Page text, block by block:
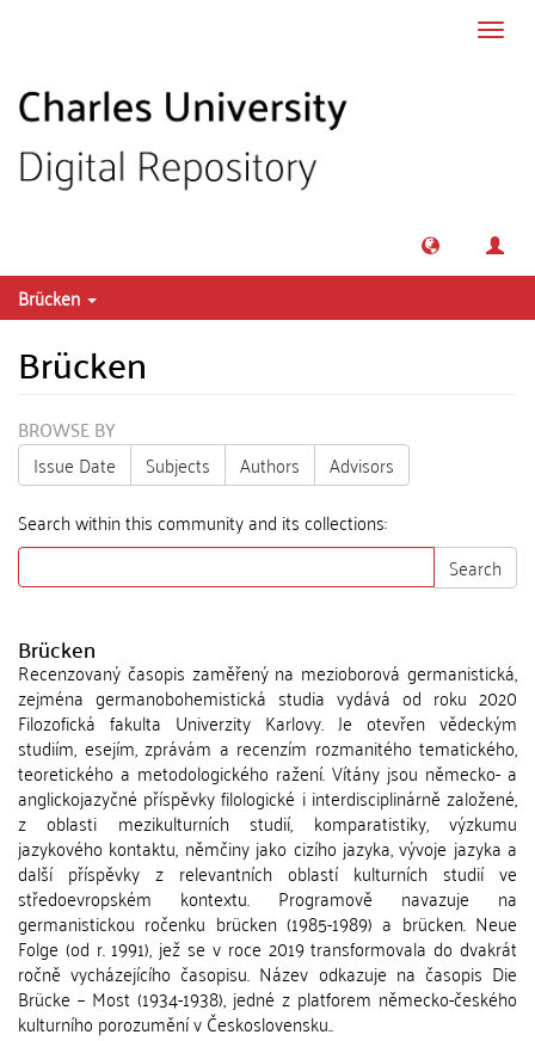
Brücken
Brücken
BROWSE BY
Issue Date
Subjects Authors
Advisors
Search within this community and its collections:
Search
Brücken
Recenzovaný časopis zaměřený na mezioborová germanistická,
zejména germanobohemistická studia vydává od roku 2020
Filozofická fakulta Univerzity Karlovy. Je otevřen vědeckým
studiím, esejím, zprávám a recenzím rozmanitého tematického,
teoretického a metodologického ražení. Vítány jsou německo- a
anglickojazyčné příspěvky filologické i interdisciplinárně založené,
z oblasti mezikulturních studií, komparatistiky, výzkumu
jazykového kontaktu, němčiny jako cizího jazyka, vývoje jazyka a
další příspěvky z relevantních oblastí kulturních studií ve
středoevropském kontextu. Programově navazuje na
germanistickou ročenku brücken (1985-1989) a brücken. Neue
Folge (od r. 1991), jež se v roce 2019 transformovala do dvakrát
ročně vycházejícího časopisu. Název odkazuje na časopis Die
Brücke – Most (1934-1938), jedné z platforem německo-českého
kulturního porozumění v Československu..